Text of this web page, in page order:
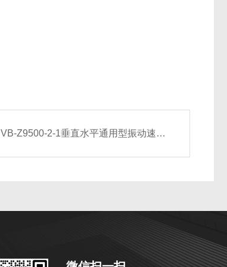
VB-Z9500-2-1垂直水平通用型振动速度传感器（生产厂家）